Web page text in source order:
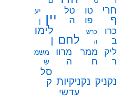
חרי
ף
טו
פו
טל
ה
יין
יע
ן
כרו
ב
כרש
ה
לחם
לימו
ן
ליק
ר
ממר
ח
מרוו
ה
משמ
ש
נקניק נקניקיות
סל
ק
עדשי